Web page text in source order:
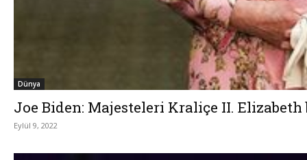
Dünya
Joe Biden: Majesteleri Kraliçe II.
Eylül 9, 2022